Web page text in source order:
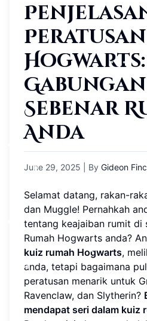
Hogwarts:
Gabungan
Sebenar
Anda
June 29, 2025 | By Gideon
Selamat datang, rakan-
dan Muggle! Pernahkah
tentang keajaiban rumit di
Rumah Hogwarts anda?
kuiz rumah Hogwarts,
anda, tetapi bagaimana
peratusan menarik untuk
Ravenclaw, dan Slytherin?
mendapat seri dalam kuiz